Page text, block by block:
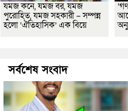
যমজ কনে, যমজ বর, যমজ
পুরোহিত, যমজ সহকারী – সম্পন্ন
হলো ‘ঐতিহাসিক’ এক বিয়ে
সর্বশেষ সংবাদ